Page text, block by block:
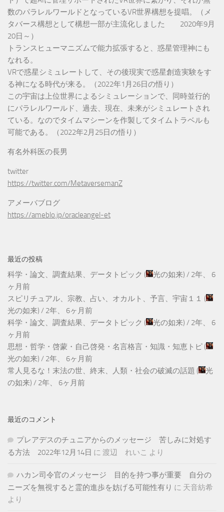
数のパラレルワールドとなっているVR世界構想を提唱。（メ
タバース構想として構想一部が主流化しました 2020年9月
20日～）
トランスヒューマニズムで能力拡張すると、惑星管理神にも
なれる。
VRで惑星シミュレートして、その後現実で惑星創造実験をす
る神になる時代が来る。（2022年1月26日の悟り）
この宇宙は上位世界によるシミュレーションで、同時並行的
にパラレルワールド、過去、現在、未来がシミュレートされ
ている。なのでタイムマシーンを作製してタイムトラベルも
可能である。（2022年2月25日の悟り）
有名外科医の長男
twitter
https://twitter.com/MetaversemanZ
アメーバブログ
https://ameblo.jp/oracleangel-et
最近の投稿
科学・論文、調査結果、データトピック ( 光の如来) / 2年、 6
ヶ月前
スピリチュアル、宗教、占い、オカルト、予言、宇宙１１ (
光の如来) / 2年、 6ヶ月前
科学・論文、調査結果、データトピック ( 光の如来) / 2年、 6
ヶ月前
思想・哲学・啓蒙・自己啓発・名言格言・知識・知恵トピ (
光の如来) / 2年、 6ヶ月前
常人見るな！末法の世、終末、人類・社会の破滅の話題 (
光
の如来) / 2年、 6ヶ月前
最近のコメント
プレアデスのチュニアからのメッセージ 苦しみに対処す
る方法 2022年12月14日 に 渡辺 れいこ より
ハカン司令官のメッセージ 目的を持つ事が重要 自分の
ニーズを無視すると霊的進歩を妨げる可能性有り に 天音紡希
より